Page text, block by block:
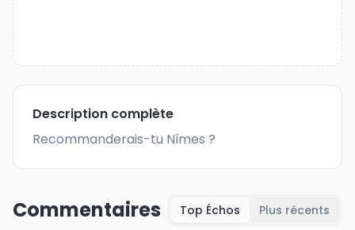
Description complète
Recommanderais-tu Nîmes ?
Commentaires Top Échos Plus récents